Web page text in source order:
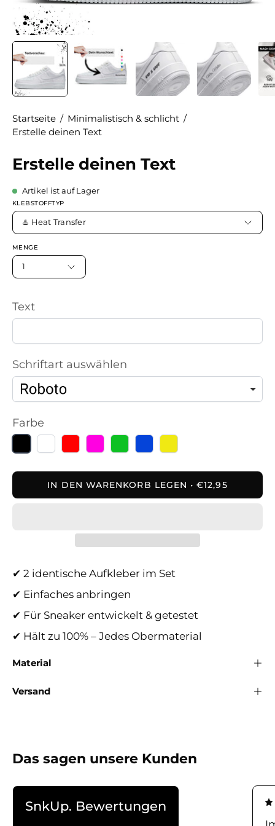
Startseite / Minimalistisch & schlicht /
Erstelle deinen Text
Erstelle deinen Text
Artikel ist auf Lager
KLEBSTOFFTYP
♨️ Heat Transfer
MENGE
1
Text
Schriftart auswählen
Farbe
schwarzweiß rot pink grün blau gelb
IN DEN WARENKORB LEGEN €12,95
✔ 2 identische Aufkleber im Set
✔ Einfaches anbringen
✔ Für Sneaker entwickelt & getestet
✔ Hält zu 100% – Jedes Obermaterial
Material
Versand
Das sagen unsere Kunden
SnkUp. Bewertungen